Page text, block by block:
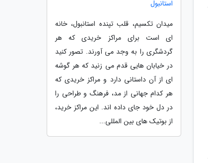
استانبول
میدان تکسیم، قلب تپنده استانبول، خانه
ای است برای مراکز خریدی که هر
گردشگری را به وجد می آورند. تصور کنید
در خیابان هایی قدم می زنید که هر گوشه
ای از آن داستانی دارد و مراکز خریدی که
هر کدام جهانی از مد، فرهنگ و طراحی را
در دل خود جای داده اند. این مراکز خرید،
از بوتیک های بین المللی...